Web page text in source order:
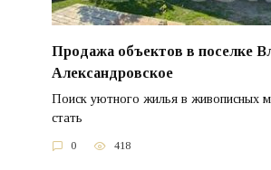
Продажа объектов в поселке
Александровское
Поиск уютного жилья в живописных
стать
0 418